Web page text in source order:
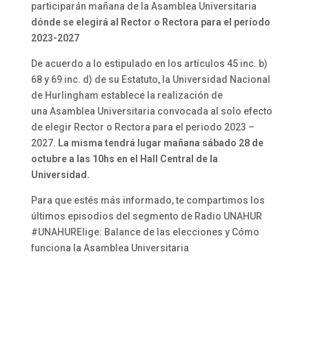
participarán mañana de la Asamblea Universitaria
dónde se elegirá al Rector o Rectora para el período
2023-2027
De acuerdo a lo estipulado en los artículos 45 inc. b)
68 y 69 inc. d) de su Estatuto, la Universidad Nacional
de Hurlingham establece la realización de
una Asamblea Universitaria convocada al solo efecto
de elegir Rector o Rectora para el periodo 2023 –
2027. La misma tendrá lugar mañana sábado 28 de
octubre a las 10hs en el Hall Central de la
Universidad.
Para que estés más informado, te compartimos los
últimos episodios del segmento de Radio UNAHUR
#UNAHURElige: Balance de las elecciones y Cómo
funciona la Asamblea Universitaria